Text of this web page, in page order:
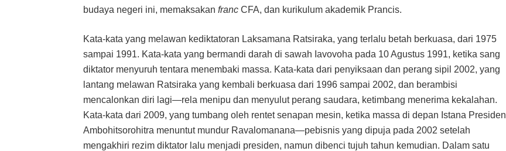
budaya negeri ini, memaksakan franc CFA, dan kurikulum akademik Prancis.
Kata-kata yang melawan kediktatoran Laksamana Ratsiraka, yang terlalu betah berkuasa, dari 1975
sampai 1991. Kata-kata yang bermandi darah di sawah Iavovoha pada 10 Agustus 1991, ketika sang
diktator menyuruh tentara menembaki massa. Kata-kata dari penyiksaan dan perang sipil 2002, yang
lantang melawan Ratsiraka yang kembali berkuasa dari 1996 sampai 2002, dan berambisi
mencalonkan diri lagi—rela menipu dan menyulut perang saudara, ketimbang menerima kekalahan.
Kata-kata dari 2009, yang tumbang oleh rentet senapan mesin, ketika massa di depan Istana Presiden
Ambohitsorohitra menuntut mundur Ravalomanana—pebisnis yang dipuja pada 2002 setelah
mengakhiri rezim diktator lalu menjadi presiden, namun dibenci tujuh tahun kemudian. Dalam satu